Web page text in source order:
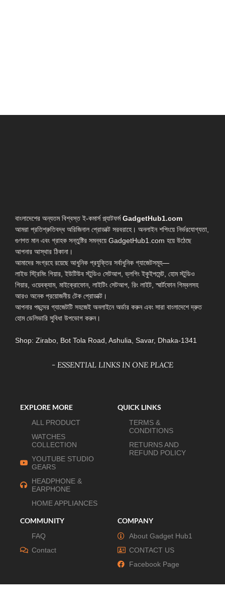
বাংলাদেশের অন্যতম বিশ্বস্ত ই-কমার্স প্ল্যাটফর্মGadgetHub1.com
আমরা প্রতিশ্রুতিবদ্ধ অরিজিনাল প্রোডাক্ট সরবরাহে। অনলাইন শপিংয়ে নির্ভরযোগ্যতা,
গুণগত মান এবং গ্রাহক সন্তুষ্টির সমন্বয়ে GadgetHub1.com হয়ে উঠেছে
আপনার আস্থার ঠিকানা।
আমাদের সংগ্রহে রয়েছে আধুনিক প্রযুক্তির সর্বাধুনিক গ্যাজেটসমূহ—
লাইভ স্ট্রিমিং গিয়ার, ইউটিউব স্টুডিও সেটআপ, ভ্লগিং ইকুইপমেন্ট, হোম স্টুডিও
গিয়ার, ওয়েবক্যাম, মাইক্রোফোন, লাইটিং সেটআপ, রিং লাইট, স্মার্টফোন গিম্বলসহ
আরও অনেক প্রয়োজনীয় টেক প্রোডাক্ট।
আপনার পছন্দের গ্যাজেটটি সহজেই অনলাইনে অর্ডার করুন এবং সারা বাংলাদেশে দ্রুত
হোম ডেলিভারি সুবিধা উপভোগ করুন।
Shop: Zirabo, Bot Tola Road, Ashulia, Savar, Dhaka-1341
- ESSENTIAL LINKS IN ONE PLACE
EXPLORE MORE
ALL PRODUCT
WATCHES
COLLECTION
YOUTUBE STUDIO
GEARS
HEADPHONE &
EARPHONE
HOME APPLIANCES
QUICK LINKS
TERMS &
CONDITIONS
RETURNS AND
REFUND POLICY
COMMUNITY
FAQ
Contact
COMPANY
About Gadget Hub1
CONTACT US
Facebook Page